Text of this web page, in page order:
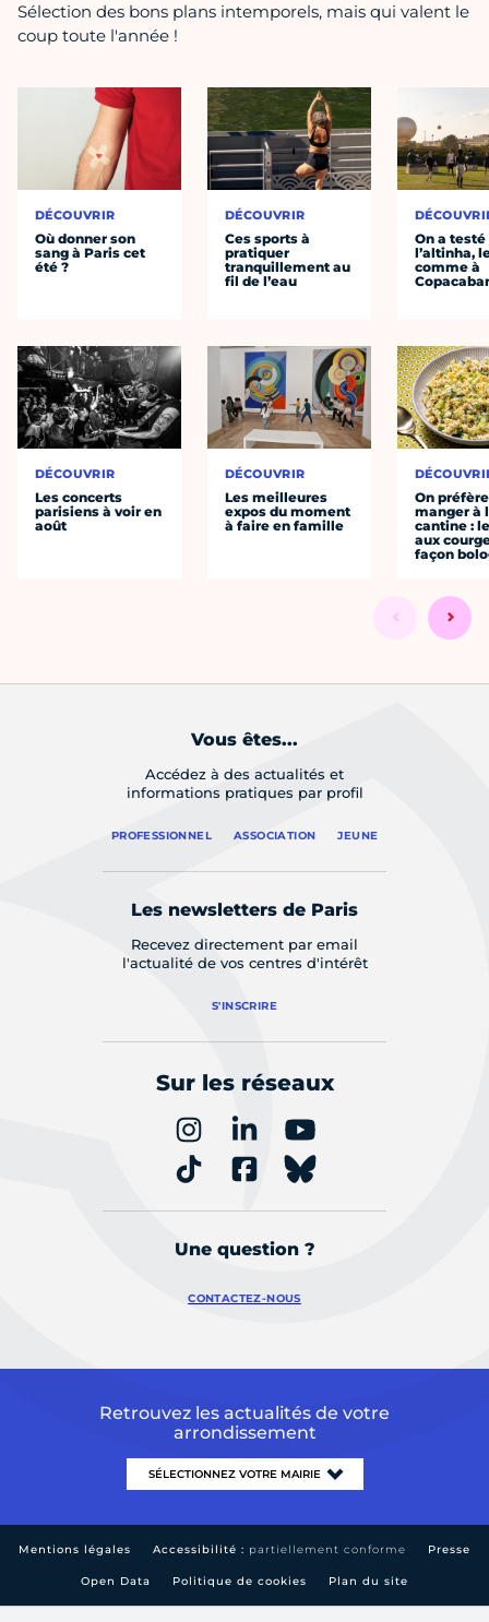
Sélection des bons plans intemporels, mais qui valent le
coup toute l'année !
DÉCOUVRIR
Où donner son
sang à Paris cet
été ?
DÉCOUVRIR
Les concerts
parisiens à voir en
août
DÉCOUVRIR
Ces sports à
pratiquer
tranquillement au
fil de l’eau
DÉCOUVRIR
Les meilleures
expos du moment
à faire en famille
On a testé
l’altinha,
comme à
On préfère
manger à
cantine :
aux
façon
Vous êtes...
Accédez à des actualités et
informations pratiques par profil
PROFESSIONNEL ASSOCIATION JEUNE
Les newsletters de Paris
Recevez directement par email
l'actualité de vos centres d'intérêt
S'INSCRIRE
Sur les réseaux
Une question ?
CONTACTEZ-NOUS
Retrouvez les actualités de votre
arrondissement
Mentions légales Accessibilité : partiellement conforme Presse
Open Data Politique de cookies Plan du site